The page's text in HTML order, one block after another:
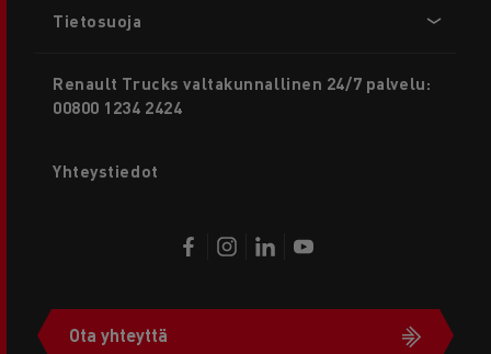
Tietosuoja
Renault Trucks valtakunnallinen 24/7 palvelu:
00800 1234 2424
Yhteystiedot
Ota yhteyttä